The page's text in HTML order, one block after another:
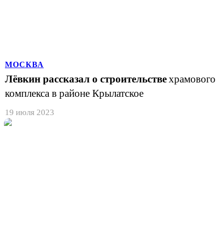
МОСКВА
Лёвкин рассказал о строительствехрамового
комплекса в районе Крылатское
19 июля 2023